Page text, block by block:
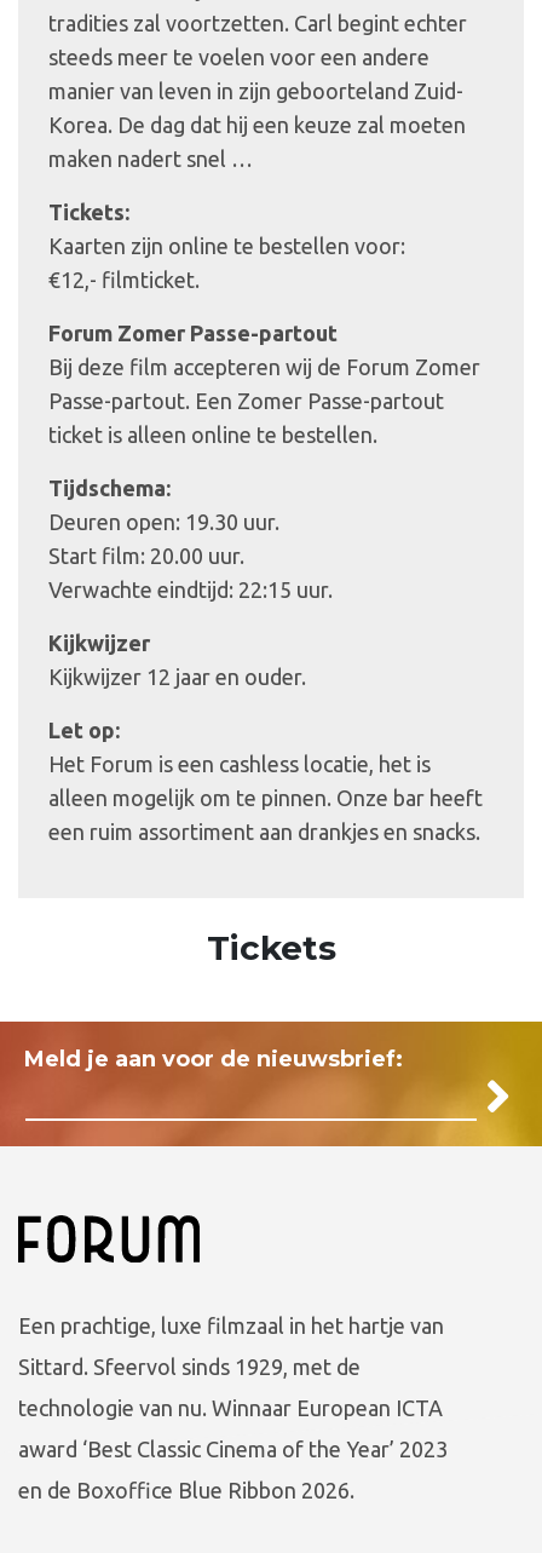
tradities zal voortzetten. Carl begint echter
steeds meer te voelen voor een andere
manier van leven in zijn geboorteland Zuid-
Korea. De dag dat hij een keuze zal moeten
maken nadert snel …
Tickets:
Kaarten zijn online te bestellen voor:
€12,- filmticket.
Forum Zomer Passe-partout
Bij deze film accepteren wij de Forum Zomer
Passe-partout. Een Zomer Passe-partout
ticket is alleen online te bestellen.
Tijdschema:
Deuren open: 19.30 uur.
Start film: 20.00 uur.
Verwachte eindtijd: 22:15 uur.
Kijkwijzer
Kijkwijzer 12 jaar en ouder.
Let op:
Het Forum is een cashless locatie, het is
alleen mogelijk om te pinnen. Onze bar heeft
een ruim assortiment aan drankjes en snacks.
Tickets
Meld je aan voor de nieuwsbrief:
Een prachtige, luxe filmzaal in het hartje van
Sittard. Sfeervol sinds 1929, met de
technologie van nu. Winnaar European ICTA
award ‘Best Classic Cinema of the Year’ 2023
en de Boxoffice Blue Ribbon 2026.